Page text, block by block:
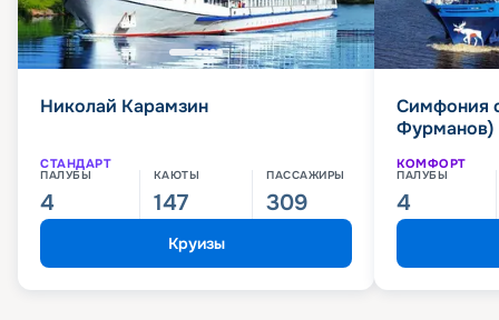
Николай Карамзин
СТАНДАРТ
ПАЛУБЫ
4
КАЮТЫ
147
ПАССАЖИРЫ
309
Круизы
Симфония
Фурманов)
КОМФОРТ
ПАЛУБЫ
4